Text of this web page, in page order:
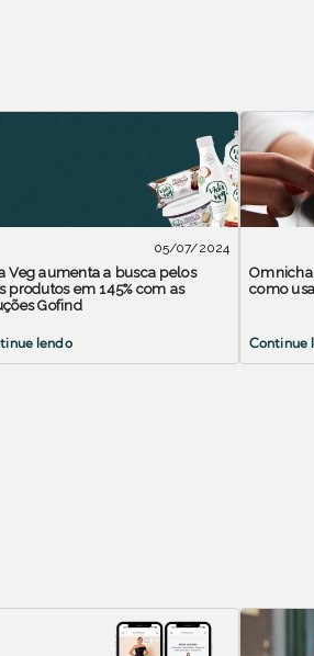
05/07/2024
Veg aumenta a busca pelos
produtos em 145% com as
Gofind
lendo
como
Continue